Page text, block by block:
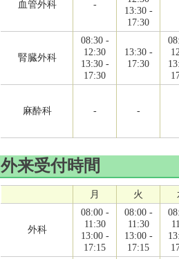
血管外科 -
13:30 -
17:30
腎臓外科
08:30 -
12:30
13:30 -
17:30
13:30 -
17:30
麻酔科 - -
外来受付時間
月 火
外科
08:00 -
11:30
13:00 -
17:15
08:00 -
11:30
13:00 -
17:15